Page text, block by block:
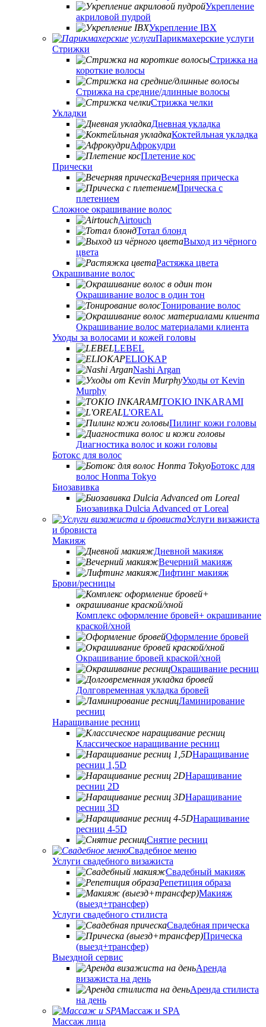
Укрепление
акриловой пудрой
Укрепление IBX
Парикмахерские услуги
Стрижки
Стрижка на
короткие волосы
Стрижка на средние/длинные волосы
Стрижка челки
Укладки
Дневная укладка
Коктейльная укладка
Афрокудри
Плетение кос
Прически
Вечерняя прическа
Прическа с
плетением
Сложное окрашивание волос
Airtouch
Тотал блонд
Выход из чёрного
цвета
Растяжка цвета
Окрашивание волос
Окрашивание волос в один тон
Тонирование волос
Окрашивание волос материалами клиента
Уходы за волосами и кожей головы
LEBEL
ELIOKAP
Nashi Argan
Уходы от Kevin
Murphy
TOKIO INKARAMI
L'OREAL
Пилинг кожи головы
Диагностика волос и кожи головы
Ботокс для волос
Ботокс для
волос Honma Tokyo
Биозавивка
Биозавивка Dulcia Advanced от Loreal
Услуги визажиста
и бровиста
Макияж
Дневной макияж
Вечерний макияж
Лифтинг макияж
Брови/ресницы
Комплекс оформление бровей+ окрашивание
краской/хной
Оформление бровей
Окрашивание бровей краской/хной
Окрашивание ресниц
Долговременная укладка бровей
Ламинирование
ресниц
Наращивание ресниц
Классическое наращивание ресниц
Наращивание
ресниц 1,5D
Наращивание
ресниц 2D
Наращивание
ресниц 3D
Наращивание
ресниц 4-5D
Снятие ресниц
Свадебное меню
Услуги свадебного визажиста
Свадебный макияж
Репетиция образа
Макияж
(выезд+трансфер)
Услуги свадебного стилиста
Свадебная прическа
Прическа
(выезд+трансфер)
Выездной сервис
Аренда
визажиста на день
Аренда стилиста
на день
Массаж и SPA
Массаж лица